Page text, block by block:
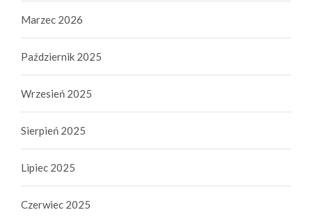
Marzec 2026
Październik 2025
Wrzesień 2025
Sierpień 2025
Lipiec 2025
Czerwiec 2025